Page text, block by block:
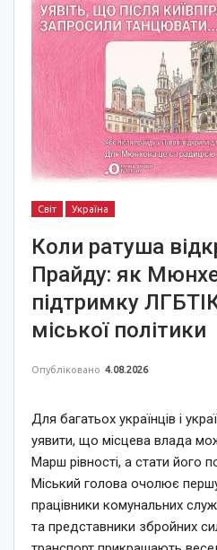
Світ Україна
Коли ратуша
Прайду: як
підтримку
міської політики
Опубліковано 4.08.2026
Для багатьох українців і
уявити, що місцева влада
Марш рівності, а стати його
Міський голова очолює
працівники комунальних
та представники збройних